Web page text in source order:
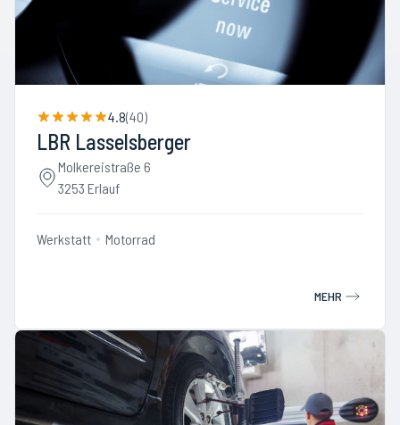
4.8(40)
LBR Lasselsberger
Molkereistraße 6
3253 Erlauf
Werkstatt Motorrad
MEHR